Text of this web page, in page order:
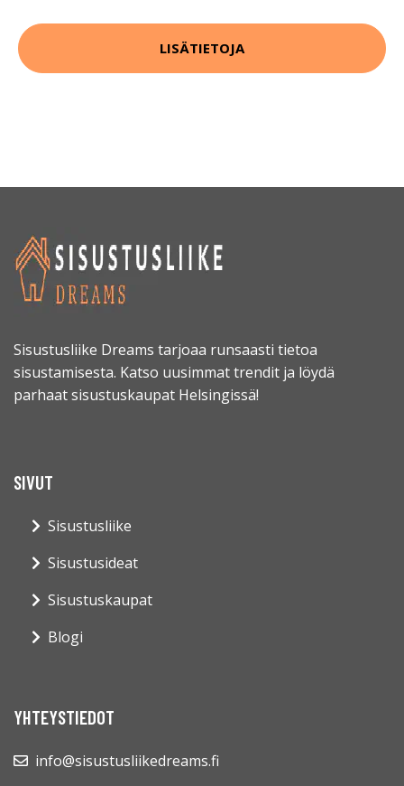
LISÄTIETOJA
Sisustusliike Dreams tarjoaa runsaasti tietoa
sisustamisesta. Katso uusimmat trendit ja löydä
parhaat sisustuskaupat Helsingissä!
SIVUT
Sisustusliike
Sisustusideat
Sisustuskaupat
Blogi
YHTEYSTIEDOT
info@sisustusliikedreams.fi